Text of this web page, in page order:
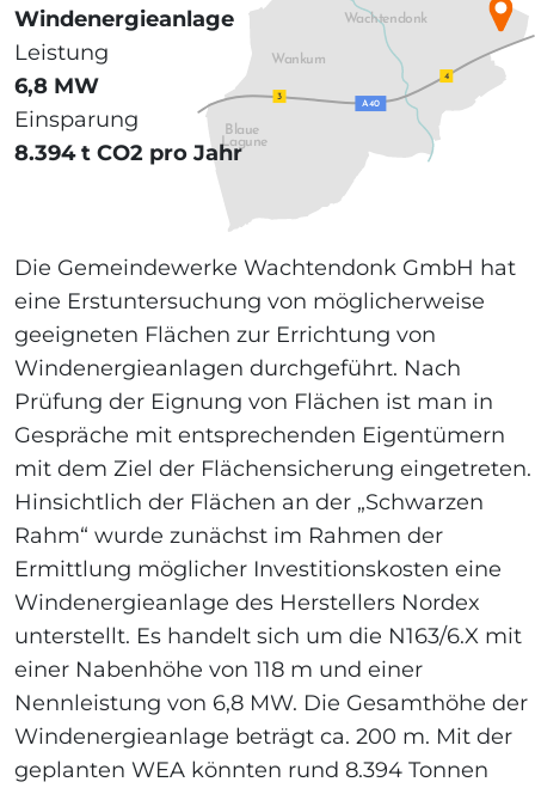
Windenergieanlage
Leistung
6,8 MW
Einsparung
8.394 t CO2 pro Jahr
A40
4
3
Wankum
Blaue
Lagune
Wachtendonk
Die Gemeindewerke Wachtendonk GmbH hat
eine Erstuntersuchung von möglicherweise
geeigneten Flächen zur Errichtung von
Windenergieanlagen durchgeführt. Nach
Prüfung der Eignung von Flächen ist man in
Gespräche mit entsprechenden Eigentümern
mit dem Ziel der Flächensicherung eingetreten.
Hinsichtlich der Flächen an der „Schwarzen
Rahm“ wurde zunächst im Rahmen der
Ermittlung möglicher Investitionskosten eine
Windenergieanlage des Herstellers Nordex
unterstellt. Es handelt sich um die N163/6.X mit
einer Nabenhöhe von 118 m und einer
Nennleistung von 6,8 MW. Die Gesamthöhe der
Windenergieanlage beträgt ca. 200 m. Mit der
geplanten WEA könnten rund 8.394 Tonnen